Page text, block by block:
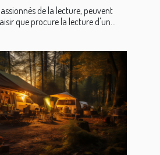
de la lecture, peuvent
que procure la lecture d'un...